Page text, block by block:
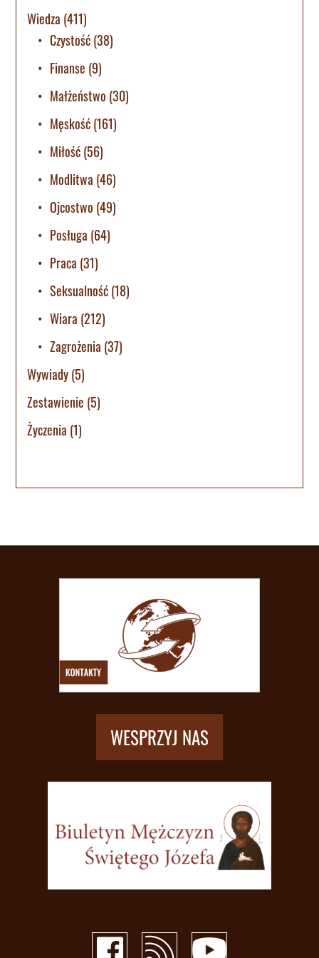
Wiedza (411)
Czystość(38)
Finanse (9)
Małżeństwo (30)
Męskość(161)
Miłość(56)
Modlitwa (46)
Ojcostwo (49)
Posługa (64)
Praca (31)
Seksualność(18)
Wiara (212)
Zagrożenia (37)
Wywiady(5)
Zestawienie (5)
Życzenia (1)
WESPRZYJ NAS